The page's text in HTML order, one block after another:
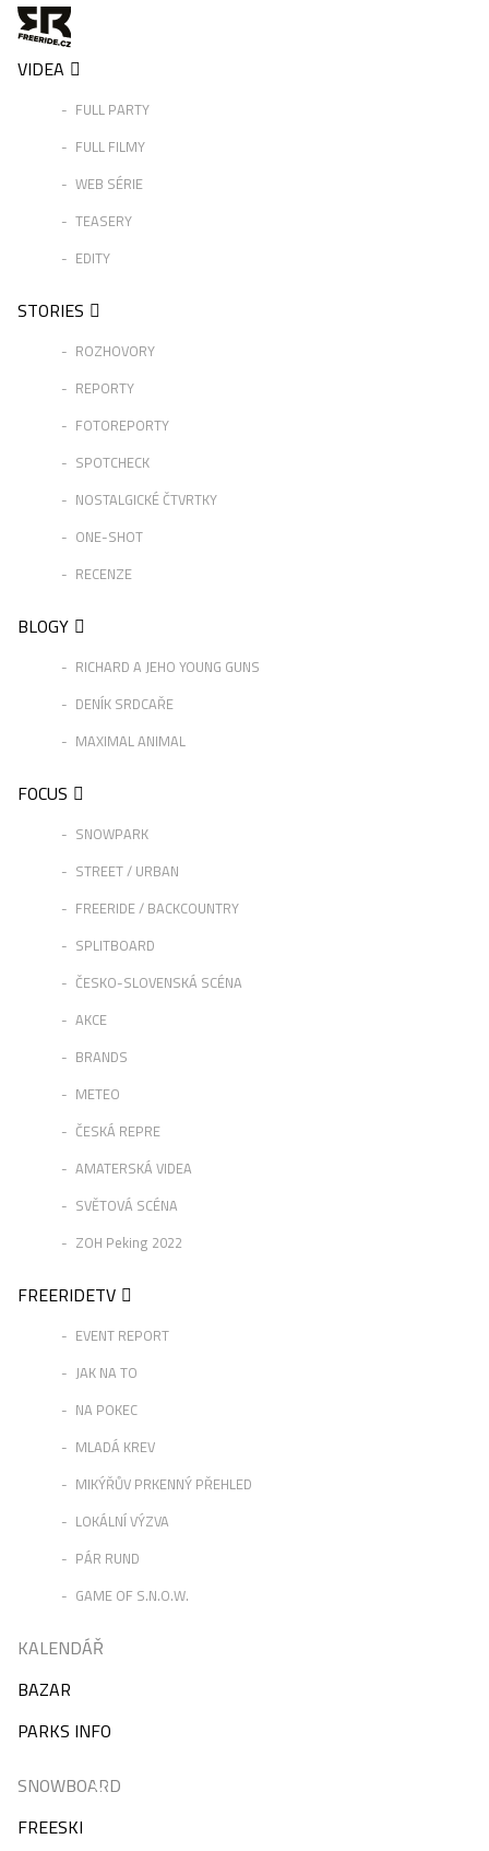
VIDEA
FULL PARTY
FULL FILMY
WEB SÉRIE
TEASERY
EDITY
STORIES
ROZHOVORY
REPORTY
FOTOREPORTY
SPOTCHECK
NOSTALGICKÉ ČTVRTKY
ONE-SHOT
RECENZE
BLOGY
RICHARD A JEHO YOUNG GUNS
DENÍK SRDCAŘE
MAXIMAL ANIMAL
FOCUS
SNOWPARK
STREET / URBAN
FREERIDE / BACKCOUNTRY
SPLITBOARD
ČESKO-SLOVENSKÁ SCÉNA
AKCE
BRANDS
METEO
ČESKÁ REPRE
AMATERSKÁ VIDEA
SVĚTOVÁ SCÉNA
ZOH Peking 2022
FREERIDETV
EVENT REPORT
JAK NA TO
NA POKEC
MLADÁ KREV
MIKÝŘŮV PRKENNÝ PŘEHLED
LOKÁLNÍ VÝZVA
PÁR RUND
GAME OF S.N.O.W.
KALENDÁŘ
BAZAR
PARKS INFO
SNOWBOARD
FREESKI